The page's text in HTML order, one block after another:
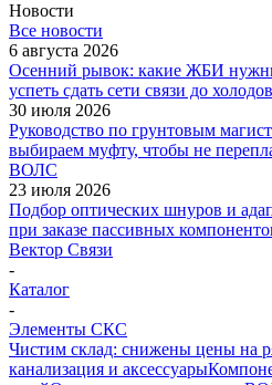
Новости
Все новости
6 августа 2026
Осенний рывок: какие ЖБИ
успеть сдать сети связи до
30 июля 2026
Руководство по грунтовым
выбираем муфту, чтобы не
ВОЛС
23 июля 2026
Подбор оптических шнуров и
при заказе пассивных
Вектор Связи
-
Каталог
-
Элементы СКС
Чистим склад: снижены цены на
канализация и аксессуары